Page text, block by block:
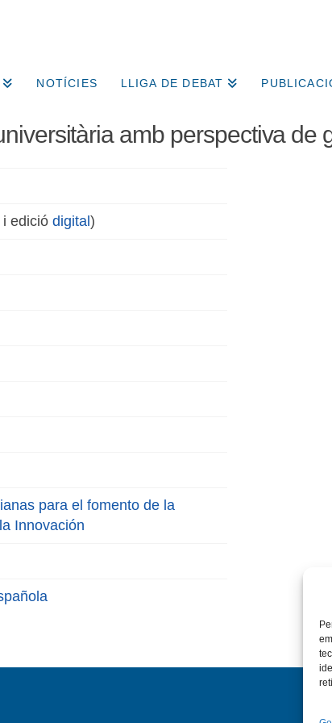
NOTÍCIES LLIGA DE DEBAT
amb perspectiva de
i ediciódigital)
para el fomento de la
Innovación